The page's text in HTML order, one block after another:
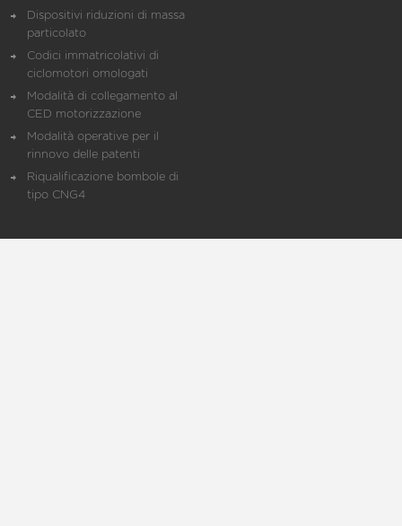
Dispositivi riduzioni di massa
particolato
Codici immatricolativi di
ciclomotori omologati
Modalità di collegamento al
CED motorizzazione
Modalità operative per il
rinnovo delle patenti
Riqualificazione bombole di
tipo CNG4